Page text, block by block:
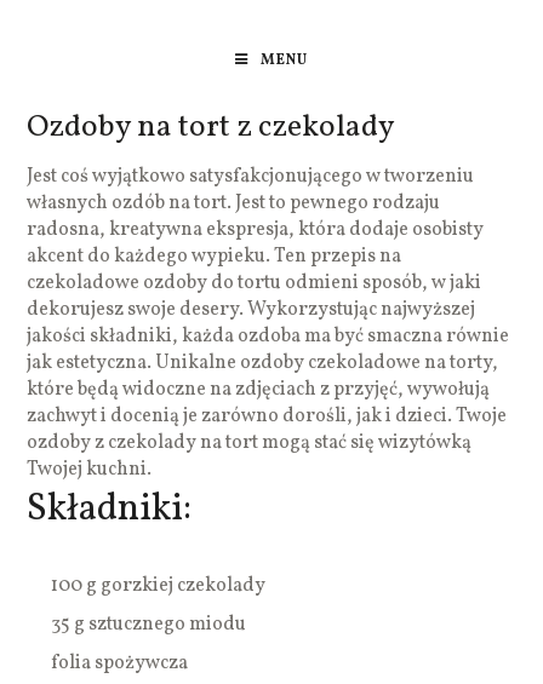
MENU
Ozdoby na tort z czekolady
Jest coś wyjątkowo satysfakcjonującego w tworzeniu
własnych ozdób na tort. Jest to pewnego rodzaju
radosna, kreatywna ekspresja, która dodaje osobisty
akcent do każdego wypieku. Ten przepis na
czekoladowe ozdoby do tortu odmieni sposób, w jaki
dekorujesz swoje desery. Wykorzystując najwyższej
jakości składniki, każda ozdoba ma być smaczna równie
jak estetyczna. Unikalne ozdoby czekoladowe na torty,
które będą widoczne na zdjęciach z przyjęć, wywołują
zachwyt i docenią je zarówno dorośli, jak i dzieci. Twoje
ozdoby z czekolady na tort mogą stać się wizytówką
Twojej kuchni.
Składniki:
100 g gorzkiej czekolady
35 g sztucznego miodu
folia spożywcza